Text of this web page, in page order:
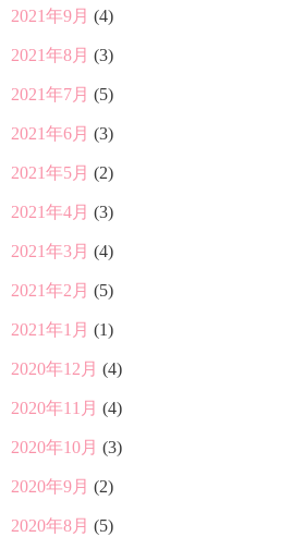
2021年9月 (4)
2021年8月 (3)
2021年7月 (5)
2021年6月 (3)
2021年5月 (2)
2021年4月 (3)
2021年3月 (4)
2021年2月 (5)
2021年1月 (1)
2020年12月 (4)
2020年11月 (4)
2020年10月 (3)
2020年9月 (2)
2020年8月 (5)